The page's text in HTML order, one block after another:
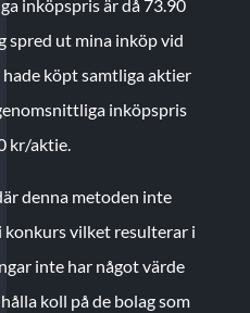
inköpspris är då 73.90
spred ut mina inköp vid
köpt samtliga aktier
inköpspris
kr/aktie.
denna metoden inte
konkurs vilket resulterar i
inte har något värde
koll på de bolag som